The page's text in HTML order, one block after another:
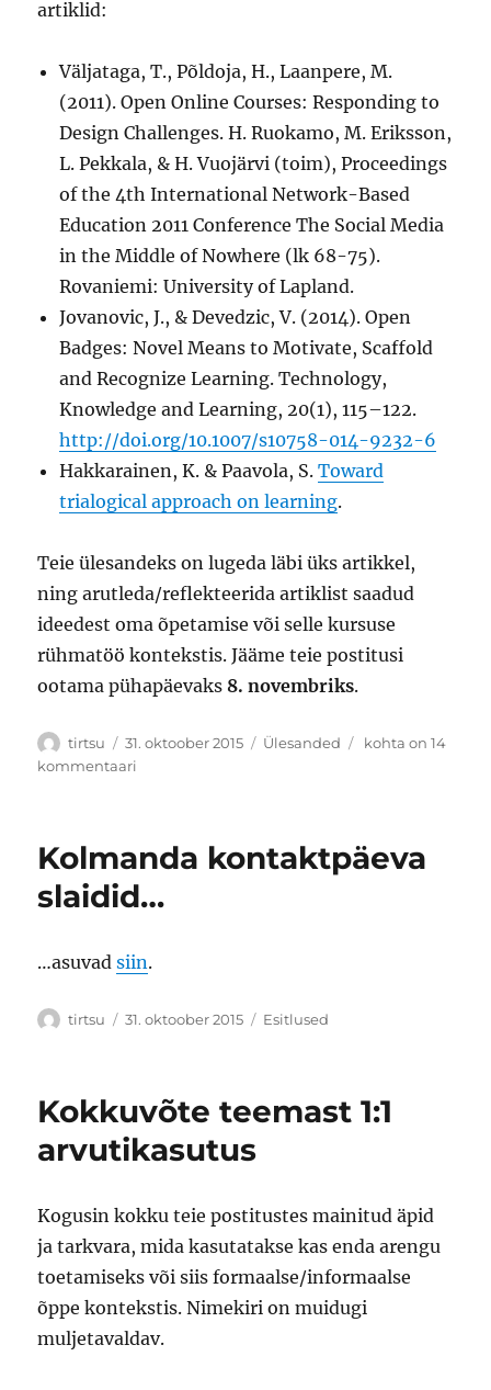
artiklid:
Väljataga, T., Põldoja, H., Laanpere, M.
(2011). Open Online Courses: Responding to
Design Challenges. H. Ruokamo, M. Eriksson,
L. Pekkala, & H. Vuojärvi (toim), Proceedings
of the 4th International Network-Based
Education 2011 Conference The Social Media
in the Middle of Nowhere (lk 68-75).
Rovaniemi: University of Lapland.
Jovanovic, J., & Devedzic, V. (2014). Open
Badges: Novel Means to Motivate, Scaffold
and Recognize Learning. Technology,
Knowledge and Learning, 20(1), 115–122.
http://doi.org/10.1007/s10758-014-9232-6
Hakkarainen, K. & Paavola, S.Toward
trialogical approach on learning.
Teie ülesandeks on lugeda läbi üks artikkel,
ning arutleda/reflekteerida artiklist saadud
ideedest oma õpetamise või selle kursuse
rühmatöö kontekstis. Jääme teie postitusi
ootama pühapäevaks 8. novembriks.
Autor
tirtsu Postitatud
31. oktoober 2015 Rubriigid
Ülesanded
Viies
põhimõtted
kohta on 14
kommentaari
Kolmanda kontaktpäeva
slaidid…
…asuvadsiin.
Autor
tirtsu Postitatud
31. oktoober 2015 Rubriigid
Esitlused
Kokkuvõte teemast 1:1
arvutikasutus
Kogusin kokku teie postitustes mainitud äpid
ja tarkvara, mida kasutatakse kas enda arengu
toetamiseks või siis formaalse/informaalse
õppe kontekstis. Nimekiri on muidugi
muljetavaldav.